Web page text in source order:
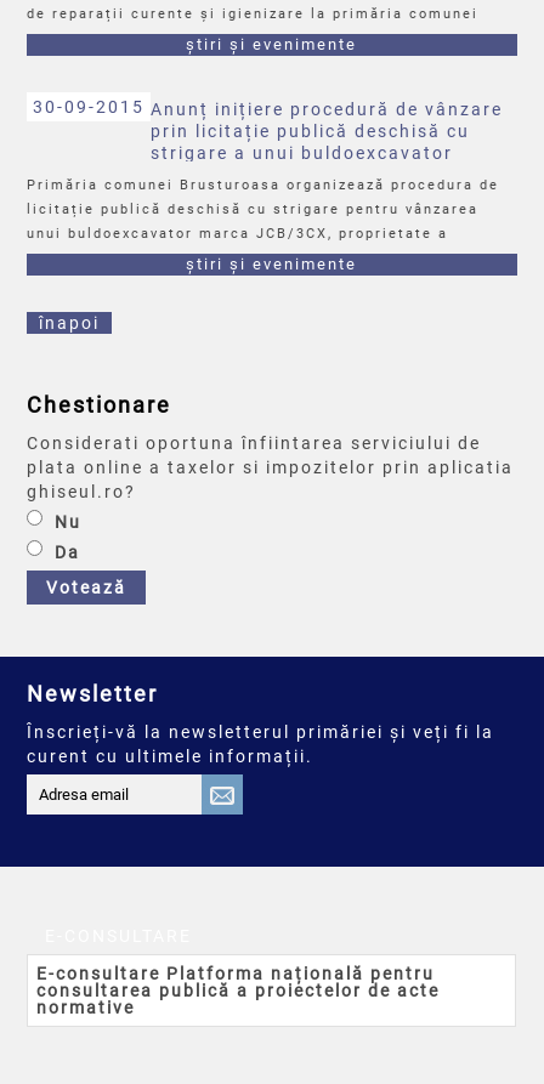
de reparații curente și igienizare la primăria comunei
Brusturoasa.
Mai multe detalii regăsiți în fișierul atașat.
știri și evenimente
30-09-2015 Anunț inițiere procedură de vânzare
prin licitație publică deschisă cu
strigare a unui buldoexcavator
Primăria comunei Brusturoasa organizează procedura de
licitație publică deschisă cu strigare pentru vânzarea
unui buldoexcavator marca JCB/3CX, proprietate a
Comunei Brusturoasa. Data limită de înscriere este
știri și evenimente
înapoi
Chestionare
Considerati oportuna înfiintarea serviciului de
plata online a taxelor si impozitelor prin aplicatia
ghiseul.ro?
Nu
Da
Votează
Newsletter
Înscrieți-vă la newsletterul primăriei și veți fi la
curent cu ultimele informații.
E-consultare Platforma națională pentru
consultarea publică a proiectelor de acte
normative